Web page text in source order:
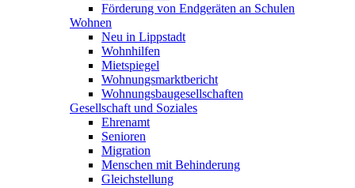
Förderung von Endgeräten an Schulen
Wohnen
Neu in Lippstadt
Wohnhilfen
Mietspiegel
Wohnungsmarktbericht
Wohnungsbaugesellschaften
Gesellschaft und Soziales
Ehrenamt
Senioren
Migration
Menschen mit Behinderung
Gleichstellung